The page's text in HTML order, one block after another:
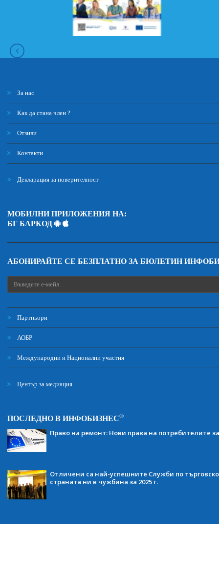
За нас
Как да стана член ?
Отзиви
Контакти
Декларация за поверителност
МОБИЛНИ ПРИЛОЖЕНИЯ НА:
БГ БАРКОД
АБОНИРАЙТЕ СЕ БЕЗПЛАТНО ЗА БЮЛЕТИН
Партньори
АОБР
Международни и Национални участия
Център за медиация
ПОСЛЕДНО В ИНФОБИЗНЕС®
Право на ремонт: Нови права на потребителите
Отличени са най-успешните Служби по
страната ни в чужбина за 2025 г.